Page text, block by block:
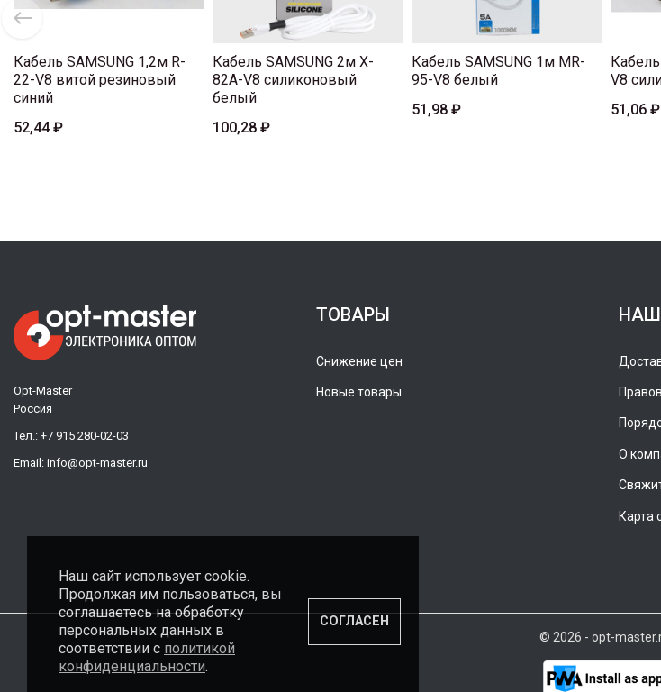
Кабель SAMSUNG 1,2м R-
22-V8 витой резиновый
синий
52,44 ₽
Кабель SAMSUNG 2м X-
82A-V8 силиконовый
белый
100,28 ₽
Кабель SAMSUNG 1м MR-
95-V8 белый
51,98 ₽
V8
51,06 ₽
Opt-Master
Россия
Тел.: +7 915 280-02-03
Email: info@opt-master.ru
ТОВАРЫ
Снижение цен
Новые товары
О
Карта
© 2026 - opt-
Наш сайт использует cookie.
Продолжая им пользоваться, вы
соглашаетесь на обработку
персональных данных в
соответствии с политикой
конфиденциальности.
СОГЛАСЕН